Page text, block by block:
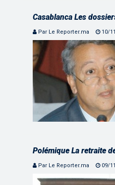
Casablanca Les
Par Le Reporter.ma 10/
Polémique La retraite
Par Le Reporter.ma 09/